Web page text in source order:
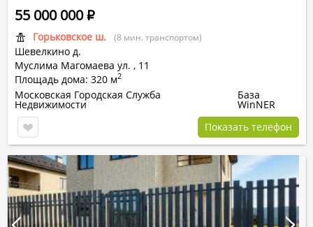
Горьковское ш. (8 мин. транспортом)
Шевелкино д.
Муслима Магомаева ул. , 11
Площадь дома: 320 м2
55 000 000Р
Московская Городская Служба
Недвижимости
База
WinNER
Показать телефон